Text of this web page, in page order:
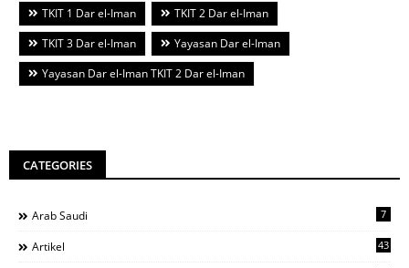
TKIT 1 Dar el-Iman
TKIT 2 Dar el-Iman
TKIT 3 Dar el-Iman
Yayasan Dar el-Iman
Yayasan Dar el-Iman TKIT 2 Dar el-Iman
CATEGORIES
Arab Saudi 7
Artikel 43